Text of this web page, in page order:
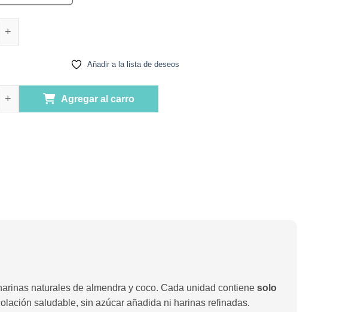
Añadir a la lista de deseos
de Chocolate, Keto, Sin Azúcar Añadida, 35 g, Tremus cantidad
Agregar al carro
naturales de almendra y coco. Cada unidad contienesolo
saludable, sin azúcar añadida ni harinas refinadas.